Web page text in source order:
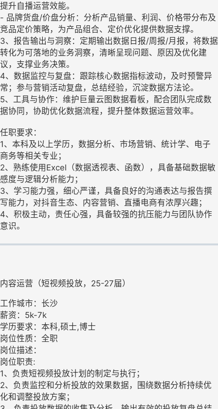
提升自播运营效能。
- 品牌货盘/价盘分析：分析产品销量、利润、价格带分布及
竞品定价策略，为产品组合、定价优化提供数据支撑。
3、报告输出与洞察：定期输出数据日报/周报/月报，将数据
转化为可落地的业务洞察，清晰呈现问题、原因及优化建
议，支撑业务决策。
4、数据监控与复盘：跟踪核心数据指标波动，及时预警异
常；参与营销活动复盘，总结经验，沉淀数据方法论。
5、工具与协作：维护巨量云图数据看板，配合团队完成数
据协同，协助优化数据流程，提升整体数据运营效率。
任职要求：
1、本科及以上学历，数据分析、市场营销、统计学、电子
商务等相关专业；
2、熟练使用Excel（数据透视表、函数），具备基础数据敏
感度与逻辑分析能力；
3、学习能力强，细心严谨，具备良好的沟通表达与报告撰
写能力，对抖音生态、内容营销、直播电商有浓厚兴趣；
4、积极主动，责任心强，具备较强的抗压能力与团队协作
意识。
内容运营（短视频投放，25-27届）
工作城市：长沙
薪资：5k-7k
学历要求：本科,硕士,博士
岗位性质：全职
岗位描述：
岗位职责:
1、负责短视频投放计划的制定与执行；
2、负责监控和分析投放的效果数据，围绕数据分析持续优
化和调整投放方案；